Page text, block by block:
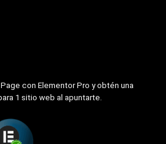
con Elementor Pro y obtén una
1 sitio web al apuntarte.